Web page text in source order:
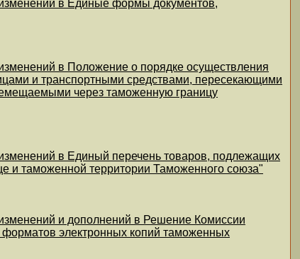
в Единые формы документов,
в Положение о порядке осуществления
и транспортными средствами, пересекающими
через таможенную границу
в Единый перечень товаров, подлежащих
и таможенной территории Таможенного союза"
и дополнений в Решение Комиссии
форматов электронных копий таможенных